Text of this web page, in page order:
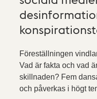
Föreställningen
Vad är fakta och vad
skillnaden? Fem
och påverkas i högt